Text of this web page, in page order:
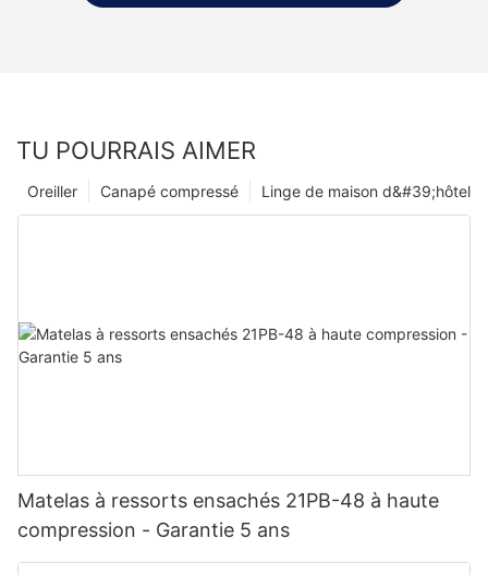
TU POURRAIS AIMER
Linge de maison d&#39;hôtel
Canapé compressé
Oreiller
Matelas à ressorts ensachés 21PB-48 à haute
compression - Garantie 5 ans